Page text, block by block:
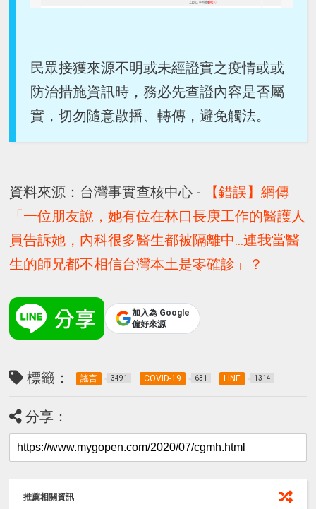
民眾接獲來源不明或未經證實之疫情或或
防治措施資訊時，務必先查證內容是否屬
實，切勿隨意散播、轉傳，避免觸法。
資料來源：台灣事實查核中心 -
【錯誤】網傳
「一位朋友說，她有位在林口長庚工作的醫護人
員告訴她，內科很多醫生都被隔離中…連我當醫
生的師兄都不相信台灣本土是零確診」？
加入為 Google
偏好來源
標籤： 謠言 3491 COVID-19 631 LINE 1314
分享：
推薦相關資訊